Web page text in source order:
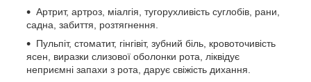
Артрит, артроз, міалгія, тугорухливість суглобів, рани,
садна, забиття, розтягнення.
Пульпіт, стоматит, гінгівіт, зубний біль, кровоточивість
ясен, виразки слизової оболонки рота, ліквідує
неприємні запахи з рота, дарує свіжість дихання.